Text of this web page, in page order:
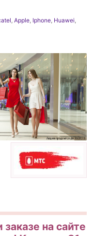
, Apple, Iphone, Huawei,
на сайте